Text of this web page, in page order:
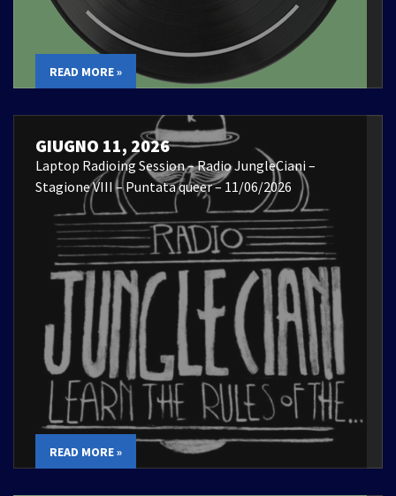
READ MORE »
GIUGNO 11, 2026
Laptop Radioing Session – Radio JungleCiani –
Stagione VIII – Puntata queer – 11/06/2026
READ MORE »